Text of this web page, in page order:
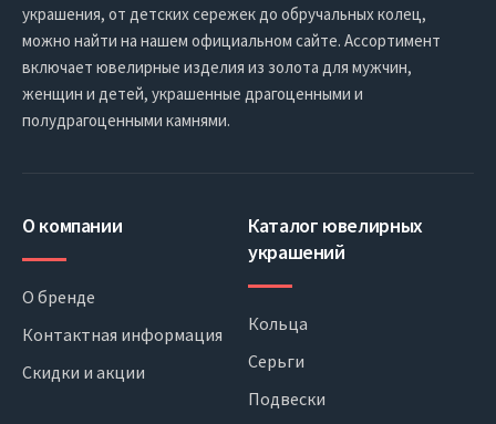
украшения, от детских сережек до обручальных колец,
можно найти на нашем официальном сайте. Ассортимент
включает ювелирные изделия из золота для мужчин,
женщин и детей, украшенные драгоценными и
полудрагоценными камнями.
О компании
О бренде
Контактная информация
Скидки и акции
Каталог ювелирных
украшений
Кольца
Серьги
Подвески